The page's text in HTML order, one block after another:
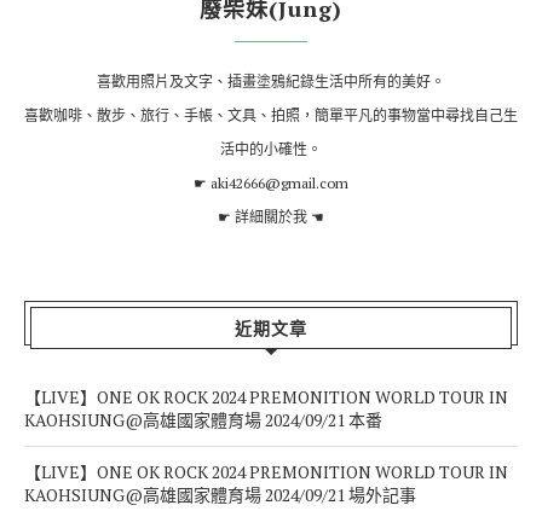
廢柴妹(Jung)
喜歡用照片及文字、插畫塗鴉紀錄生活中所有的美好。
喜歡咖啡、散步、旅行、手帳、文具、拍照，簡單平凡的事物當中尋找自己生
活中的小確性。
☛ aki42666@gmail.com
☛ 詳細關於我 ☚
近期文章
【LIVE】ONE OK ROCK 2024 PREMONITION WORLD TOUR IN
KAOHSIUNG@高雄國家體育場 2024/09/21 本番
【LIVE】ONE OK ROCK 2024 PREMONITION WORLD TOUR IN
KAOHSIUNG@高雄國家體育場 2024/09/21 場外記事